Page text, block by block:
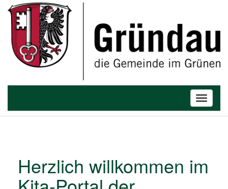
Toggle
Herzlich willkommen im
T
g
g